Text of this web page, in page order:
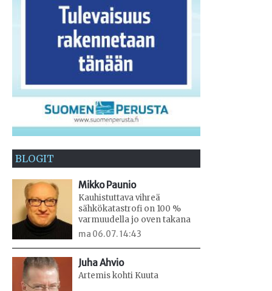
BLOGIT
Mikko Paunio
Kauhistuttava vihreä
sähkökatastrofi on 100 %
varmuudella jo oven takana
ma 06.07. 14:43
Juha Ahvio
Artemis kohti Kuuta